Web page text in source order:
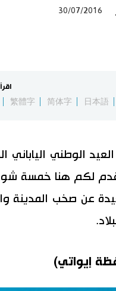
30/07/2016
日本語
简体字
繁體字
العيد الوطني
لكم هنا خمسة
عن صخب المدينة
إيواتي)